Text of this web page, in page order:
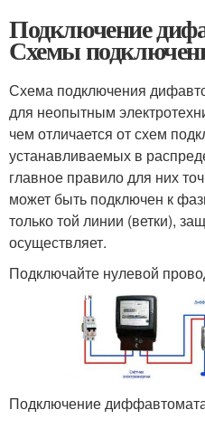
Подключение
Схемы
Схема подключения
для неопытным
чем отличается от схем
устанавливаемых в
главное правило для них
может быть подключен к
только той линии (ветки),
осуществляет.
Подключайте нулевой
Подключение